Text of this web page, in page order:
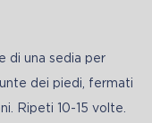
di una sedia per
dei piedi, fermati
Ripeti 10-15 volte.